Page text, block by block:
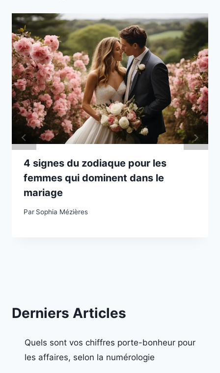
4 signes du zodiaque pour les
femmes qui dominent dans le
mariage
Par Sophia Mézières
Derniers Articles
Quels sont vos chiffres porte-bonheur pour
les affaires, selon la numérologie